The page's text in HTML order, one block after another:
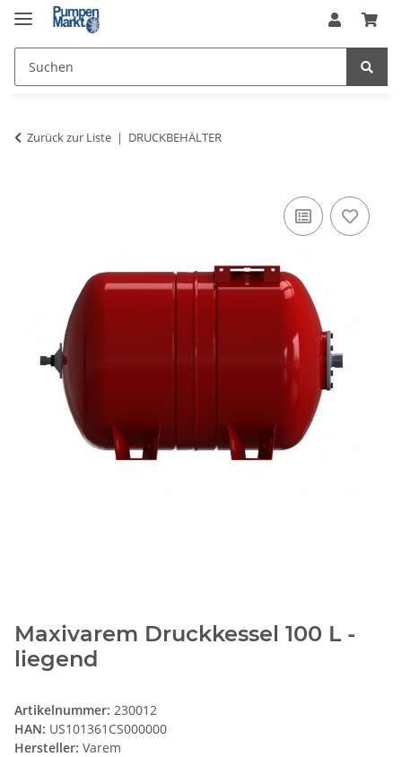
Zurück zur Liste DRUCKBEHÄLTER
Maxivarem Druckkessel 100 L -
liegend
Artikelnummer: 230012
HAN: US101361CS000000
Hersteller: Varem